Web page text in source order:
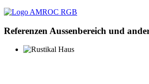
Referenzen Aussenbereich und